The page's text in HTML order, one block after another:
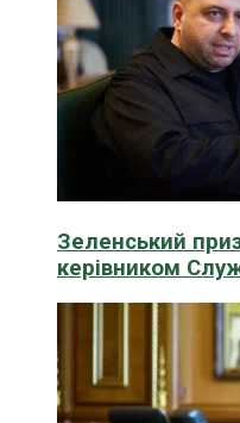
Зеленський
керівником